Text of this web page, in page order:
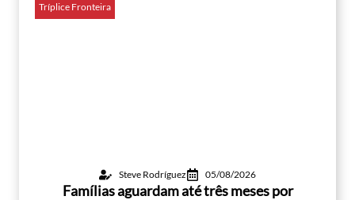
Tríplice Fronteira
Steve Rodríguez 05/08/2026
Famílias aguardam até três meses por